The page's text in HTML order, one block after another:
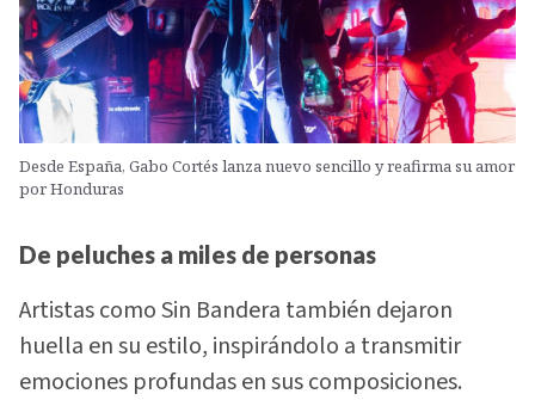
Desde España, Gabo Cortés lanza nuevo sencillo y reafirma su amor
por Honduras
De peluches a miles de personas
Artistas como Sin Bandera también dejaron
huella en su estilo, inspirándolo a transmitir
emociones profundas en sus composiciones.